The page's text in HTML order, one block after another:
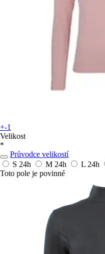
+-1
Velikost
*
Průvodce velikostí
S 24h M 24h L 24h
Toto pole je povinné